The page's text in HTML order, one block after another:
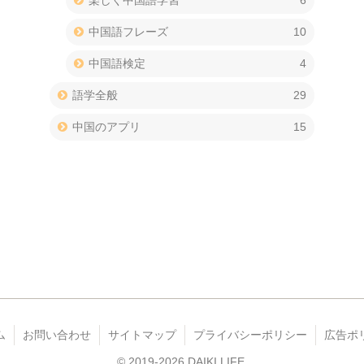
中国語フレーズ 10
中国語検定 4
語学全般 29
中国のアプリ 15
お問い合わせ サイトマップ プライバシーポリシー 広告ポ